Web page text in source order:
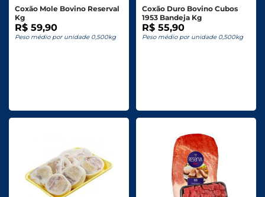
Coxão Mole Bovino Reserval
Kg
R$ 59,90
Peso médio por unidade 0,500kg
Coxão Duro Bovino Cubos
1953 Bandeja Kg
R$ 55,90
Peso médio por unidade 0,500kg